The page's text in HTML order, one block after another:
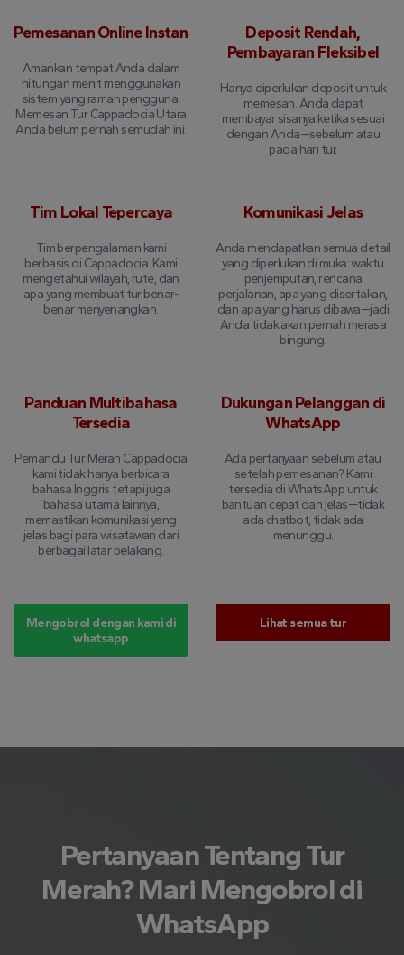
Pemesanan Online Instan
Amankan tempat Anda dalam
hitungan menit menggunakan
sistem yang ramah pengguna.
Memesan Tur Cappadocia Utara
Anda belum pernah semudah ini.
Deposit Rendah,
Pembayaran Fleksibel
Hanya diperlukan deposit untuk
memesan. Anda dapat
membayar sisanya ketika sesuai
dengan Anda—sebelum atau
pada hari tur.
Tim Lokal Tepercaya
Tim berpengalaman kami
berbasis di Cappadocia. Kami
mengetahui wilayah, rute, dan
apa yang membuat tur benar-
benar menyenangkan.
Komunikasi Jelas
Anda mendapatkan semua detail
yang diperlukan di muka: waktu
penjemputan, rencana
perjalanan, apa yang disertakan,
dan apa yang harus dibawa—jadi
Anda tidak akan pernah merasa
bingung.
Panduan Multibahasa
Tersedia
Pemandu Tur Merah Cappadocia
kami tidak hanya berbicara
bahasa Inggris tetapi juga
bahasa utama lainnya,
memastikan komunikasi yang
jelas bagi para wisatawan dari
berbagai latar belakang.
Dukungan Pelanggan di
WhatsApp
Ada pertanyaan sebelum atau
setelah pemesanan? Kami
tersedia di WhatsApp untuk
bantuan cepat dan jelas—tidak
ada chatbot, tidak ada
menunggu.
Mengobrol dengan kami di
whatsapp
Lihat semua tur
Pertanyaan Tentang Tur
Merah? Mari Mengobrol di
WhatsApp